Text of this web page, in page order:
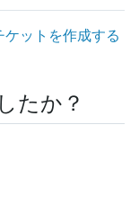
ケットを作成する
たか？